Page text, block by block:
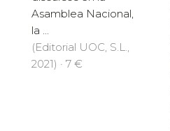
Asamblea Nacional,
la ...
(Editorial UOC, S.L.,
2021) · 7 €